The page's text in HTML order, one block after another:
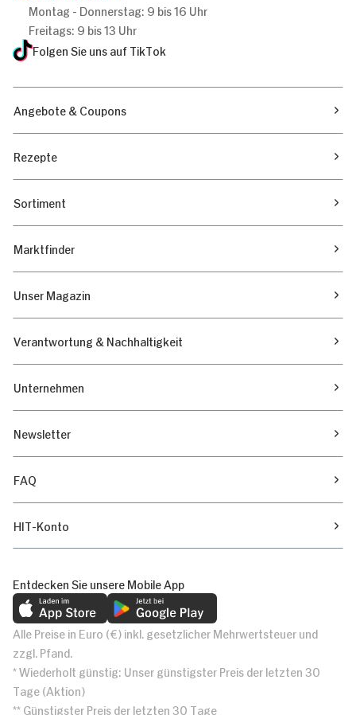
Montag - Donnerstag: 9 bis 16 Uhr
Freitags: 9 bis 13 Uhr
Folgen Sie uns auf TikTok
Angebote & Coupons
Rezepte
Sortiment
Marktfinder
Unser Magazin
Verantwortung & Nachhaltigkeit
Unternehmen
Newsletter
FAQ
HIT-Konto
Entdecken Sie unsere Mobile App
Alle Preise in Euro (€) inkl. gesetzlicher Mehrwertsteuer und
zzgl. Pfand.
* Wiederholt günstig: Unser günstigster Preis der letzten 30
Tage (Aktion)
** Günstigster Preis der letzten 30 Tage